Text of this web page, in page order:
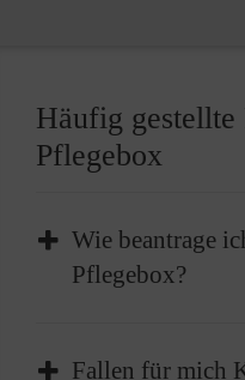
Häufig gestellte
Pflegebox
Wie beantrage
Pflegebox?
Sie
Fallen für mich